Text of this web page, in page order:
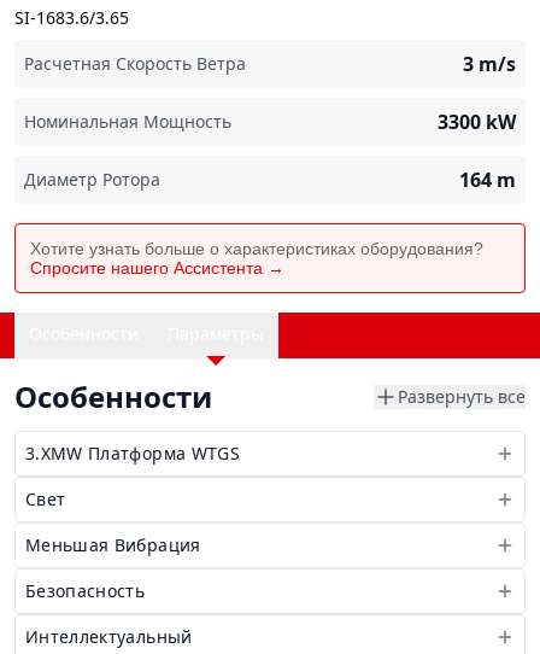
SI-1683.6/3.65
Расчетная Скорость Ветра
3 m/s
Номинальная Мощность 3300 kW
Диаметр Ротора 164 m
Хотите узнать больше о характеристиках оборудования?
Спросите нашего Ассистента →
Особенности Развернуть все
3.XMW Платформа WTGS
Свет
Меньшая Вибрация
Безопасность
Интеллектуальный